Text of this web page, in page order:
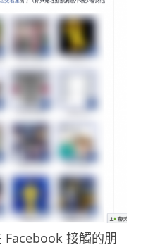
接觸的朋